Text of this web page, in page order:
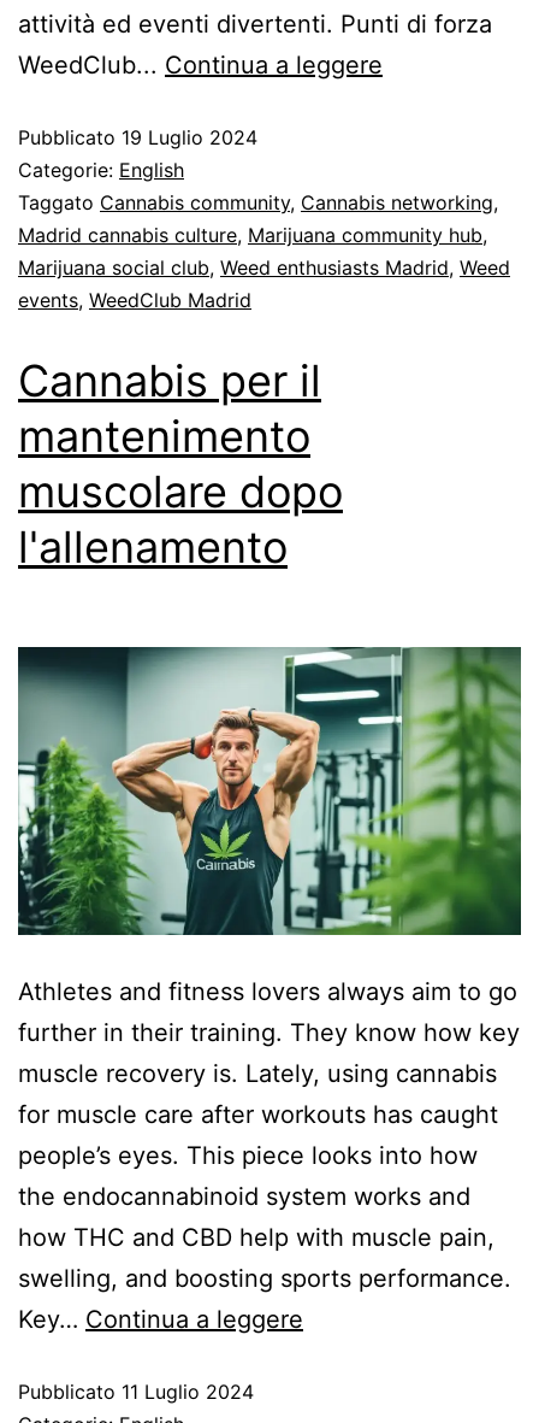
attività ed eventi divertenti. Punti di forza
WeedClub... Continua a leggere
Pubblicato 19 Luglio 2024
Categorie: English
Taggato Cannabis community, Cannabis networking,
Madrid cannabis culture, Marijuana community hub,
Marijuana social club, Weed enthusiasts Madrid, Weed
events, WeedClub Madrid
Cannabis per il
mantenimento
muscolare dopo
l'allenamento
Athletes and fitness lovers always aim to go
further in their training. They know how key
muscle recovery is. Lately, using cannabis
for muscle care after workouts has caught
people’s eyes. This piece looks into how
the endocannabinoid system works and
how THC and CBD help with muscle pain,
swelling, and boosting sports performance.
Key… Continua a leggere
Pubblicato 11 Luglio 2024